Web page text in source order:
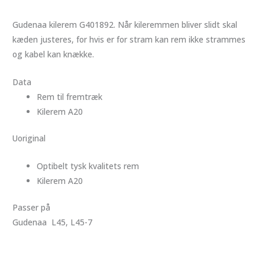
Gudenaa kilerem G401892. Når kileremmen bliver slidt skal
kæden justeres, for hvis er for stram kan rem ikke strammes
og kabel kan knække.
Data
Rem til fremtræk
Kilerem A20
Uoriginal
Optibelt tysk kvalitets rem
Kilerem A20
Passer på
Gudenaa L45, L45-7